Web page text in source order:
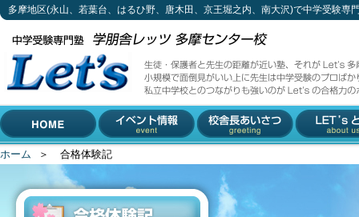
海城中学校 合格！
多摩地区(永山、若葉台、はるひ野、唐木田、京王堀之内、南大沢)で中学受験専
私立中学校とのつながりも強いのがLet'sの合格力のポイントです。
多摩地区(永山、若葉台、は
るひ野、唐木田、京王堀之
内、南大沢)で中学受験専門
塾をお探しなら
042-310-3883 (受付時間 月～土 13 : 30 ～ 19 :00)
〒206-0033 東京都多摩市落合1-5-11 小林ビル2F
ホーム ＞ 合格体験記
HOME イベント情報